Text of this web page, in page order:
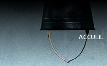
ACCUEIL